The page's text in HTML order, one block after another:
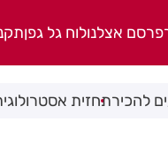
פרסם אצלנולוח גל גפן
להכירתחזית